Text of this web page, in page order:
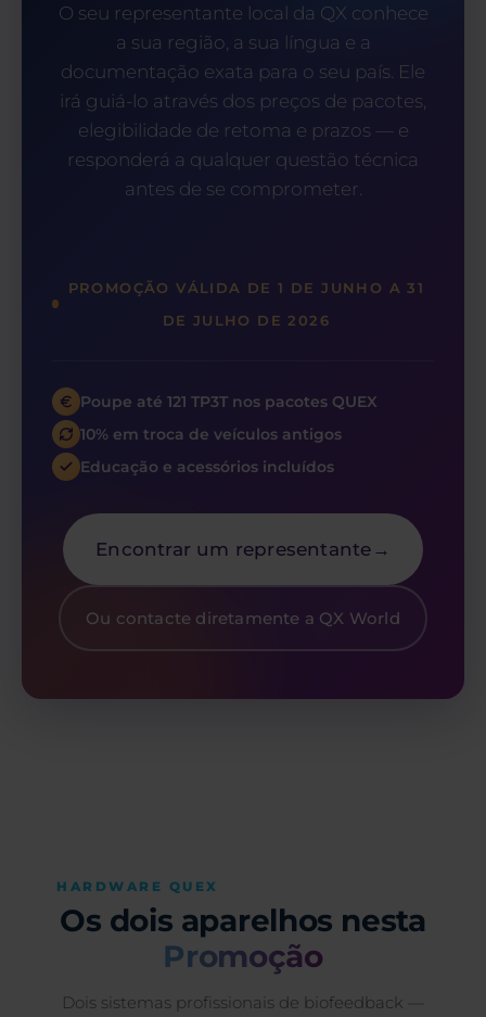
O seu representante local da QX conhece
a sua região, a sua língua e a
documentação exata para o seu país. Ele
irá guiá-lo através dos preços de pacotes,
elegibilidade de retoma e prazos — e
responderá a qualquer questão técnica
antes de se comprometer.
PROMOÇÃO VÁLIDA DE 1 DE JUNHO A 31
DE JULHO DE 2026
Poupe até 121 TP3T nos pacotes QUEX
10% em troca de veículos antigos
Educação e acessórios incluídos
Encontrar um representante →
Ou contacte diretamente a QX World
HARDWARE QUEX
Os dois aparelhos nesta
Promoção
Dois sistemas profissionais de biofeedback —